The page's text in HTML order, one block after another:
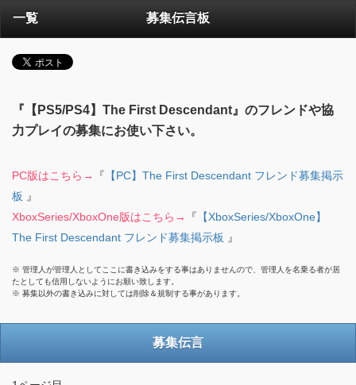
一覧 募集伝言板
『【PS5/PS4】The First Descendant』のフレンドや協
力プレイの募集にお使い下さい。
PC版はこちら→ 『 【PC】The First Descendant フレンド募集掲示
板 』
XboxSeries/XboxOne版はこちら→
『 【XboxSeries/XboxOne】
The First Descendant フレンド募集掲示板 』
※ 管理人が管理人としてここに書き込みをする事はありませんので、管理人を名乗る者が居
たとしても信用しないようにお願い致します。
※ 募集以外の書き込みに対しては削除＆規制する事があります。
募集伝言